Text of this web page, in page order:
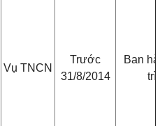
Vụ TNCN
Trước
31/8/2014
Ban